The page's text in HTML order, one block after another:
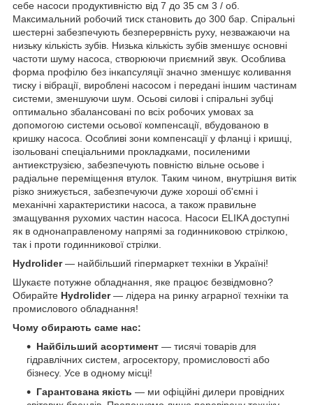
себе насоси продуктивністю від 7 до 35 см 3 / об.
Максимальний робочий тиск становить до 300 бар. Спіральні
шестерні забезпечують безперервність руху, незважаючи на
низьку кількість зубів. Низька кількість зубів зменшує основні
частоти шуму насоса, створюючи приємний звук. Особлива
форма профілю без інкапсуляції значно зменшує коливання
тиску і вібрації, вироблені насосом і передані іншим частинам
системи, зменшуючи шум. Осьові силові і спіральні зубці
оптимально збалансовані по всіх робочих умовах за
допомогою системи осьової компенсації, вбудованою в
кришку насоса. Особливі зони компенсації у фланці і кришці,
ізольовані спеціальними прокладками, посиленими
антиекструзією, забезпечують повністю вільне осьове і
радіальне переміщення втулок. Таким чином, внутрішня витік
різко знижується, забезпечуючи дуже хороші об'ємні і
механічні характеристики насоса, а також правильне
змащування рухомих частин насоса. Насоси ELIKA доступні
як в однонаправленому напрямі за годинниковою стрілкою,
так і проти годинникової стрілки.
Hydrolider— найбільший гіпермаркет техніки в Україні!
Шукаєте потужне обладнання, яке працює безвідмовно?
Обирайте Hydrolider— лідера на ринку аграрної техніки та
промислового обладнання!
Чому обирають саме нас:
Найбільший асортимент — тисячі товарів для
гідравлічних систем, агросектору, промисловості або
бізнесу. Усе в одному місці!
Гарантована якість — ми офіційні дилери провідних